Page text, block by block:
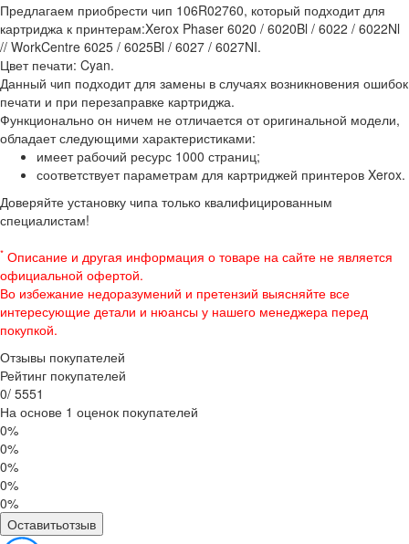
Предлагаем приобрести чип 106R02760, который подходит для
картриджа к принтерам:Xerox Phaser 6020 / 6020Bl / 6022 / 6022Nl
// WorkCentre 6025 / 6025Bl / 6027 / 6027NI.
Цвет печати: Cyan.
Данный чип подходит для замены в случаях возникновения ошибок
печати и при перезаправке картриджа.
Функционально он ничем не отличается от оригинальной модели,
обладает следующими характеристиками:
имеет рабочий ресурс 1000 страниц;
соответствует параметрам для картриджей принтеров Xerox.
Доверяйте установку чипа только квалифицированным
специалистам!
* Описание и другая информация о товаре на сайте не является
официальной офертой.
Во избежание недоразумений и претензий выясняйте все
интересующие детали и нюансы у нашего менеджера перед
покупкой.
Отзывы покупателей
Рейтинг покупателей
0/ 5551
На основе 1 оценок покупателей
0%
0%
0%
0%
0%
Оставитьотзыв